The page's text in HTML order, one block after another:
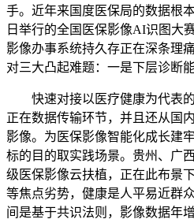
手。近年来国度医保局的数据根
日举行的全国医保影像AI识图大
影像办事系统持久存正在深条理
对三大凸起难题：一是下层诊断
快速对接以医疗健康为代表的
正在数据传输环节，并且还从国
影像。为医保影像智能化成长建
标的目的取实践场景。贵州、广
级医保影像云扶植，正在此布景
等焦点劣势，健康是人平易近群
间是基于共识法则，影像数据年